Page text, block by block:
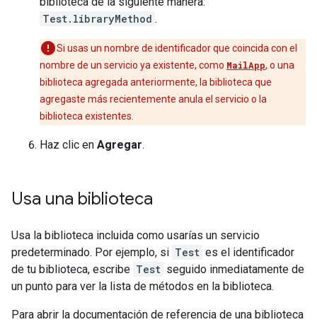
Test.libraryMethod .
Si usas un nombre de identificador que coincida con el
nombre de un servicio ya existente, como MailApp, o una
biblioteca agregada anteriormente, la biblioteca que
agregaste más recientemente anula el servicio o la
biblioteca existentes.
Haz clic en Agregar.
Usa una biblioteca
Usa la biblioteca incluida como usarías un servicio
predeterminado. Por ejemplo, si Test es el identificador
de tu biblioteca, escribe Test seguido inmediatamente de
un punto para ver la lista de métodos en la biblioteca.
Para abrir la documentación de referencia de una biblioteca